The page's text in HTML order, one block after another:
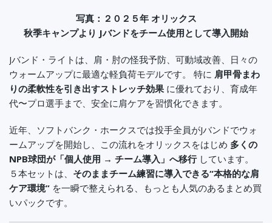
写真：２０２５年 オリックス
秋季キャンプより Jバンドをチーム使用として導入開始
Jバンド・ライトは、肩・肘の怪我予防、可動域改善、日々の
ウォームアップに最適な軽負荷モデルです。 特に 肩甲骨まわ
りの柔軟性を引き出すストレッチ効果 に優れており、育成年
代〜プロ選手まで、安全に肩ケアを習慣化できます。
近年、ソフトバンク・ホークスでは投手全員がJバンドでウォ
ームアップを開始し、この流れをオリックスをはじめ 多くの
NPB球団が「個人使用 → チーム導入」へ移行しています。
５本セットは、 そのままチーム練習に導入できる“本格的な肩
ケア環境” を一瞬で整えられる、もっとも人気のあるまとめ買
いパックです。